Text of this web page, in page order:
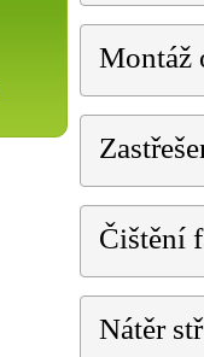
Montáž
Čištění
Nátěr